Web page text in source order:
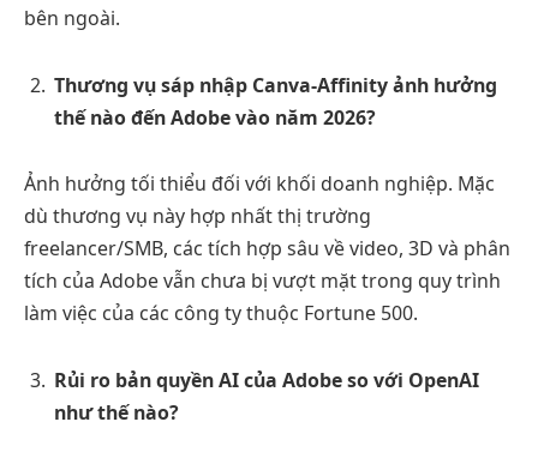
bên ngoài.
Thương vụ sáp nhập Canva-Affinity ảnh hưởng
thế nào đến Adobe vào năm 2026?
Ảnh hưởng tối thiểu đối với khối doanh nghiệp. Mặc
dù thương vụ này hợp nhất thị trường
freelancer/SMB, các tích hợp sâu về video, 3D và phân
tích của Adobe vẫn chưa bị vượt mặt trong quy trình
làm việc của các công ty thuộc Fortune 500.
Rủi ro bản quyền AI của Adobe so với OpenAI
như thế nào?